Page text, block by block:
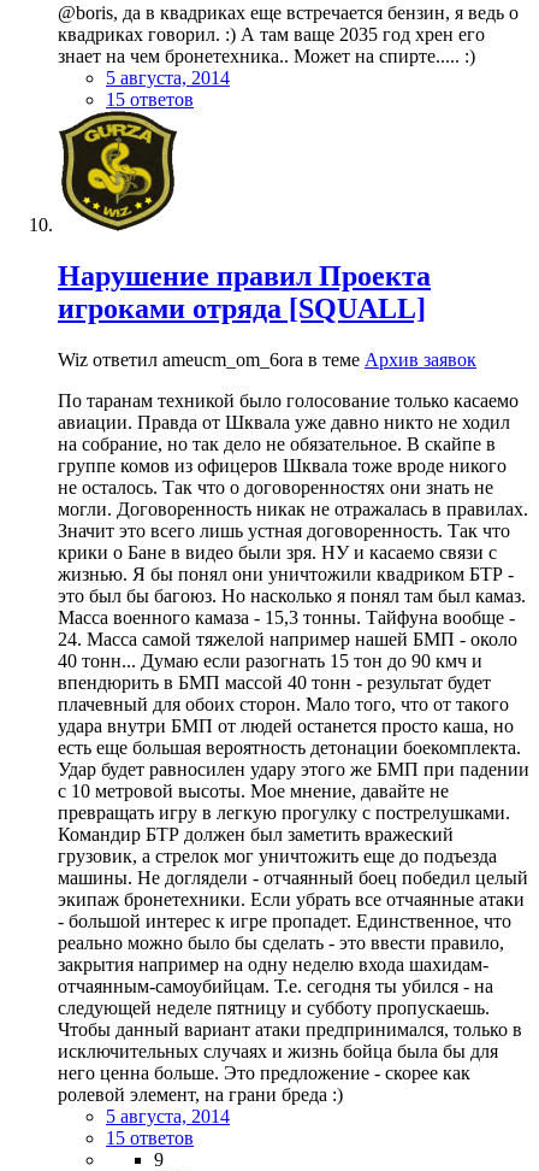
@boris, да в квадриках еще встречается бензин, я ведь о
квадриках говорил. :) А там ваще 2035 год хрен его
знает на чем бронетехника.. Может на спирте..... :)
5 августа, 2014
15 ответов
Нарушение правил Проекта
игроками отряда [SQUALL]
Wiz ответил ameucm_om_6ora в теме Архив заявок
По таранам техникой было голосование только касаемо
авиации. Правда от Шквала уже давно никто не ходил
на собрание, но так дело не обязательное. В скайпе в
группе комов из офицеров Шквала тоже вроде никого
не осталось. Так что о договоренностях они знать не
могли. Договоренность никак не отражалась в правилах.
Значит это всего лишь устная договоренность. Так что
крики о Бане в видео были зря. НУ и касаемо связи с
жизнью. Я бы понял они уничтожили квадриком БТР -
это был бы багоюз. Но насколько я понял там был камаз.
Масса военного камаза - 15,3 тонны. Тайфуна вообще -
24. Масса самой тяжелой например нашей БМП - около
40 тонн... Думаю если разогнать 15 тон до 90 кмч и
впендюрить в БМП массой 40 тонн - результат будет
плачевный для обоих сторон. Мало того, что от такого
удара внутри БМП от людей останется просто каша, но
есть еще большая вероятность детонации боекомплекта.
Удар будет равносилен удару этого же БМП при падении
с 10 метровой высоты. Мое мнение, давайте не
превращать игру в легкую прогулку с пострелушками.
Командир БТР должен был заметить вражеский
грузовик, а стрелок мог уничтожить еще до подъезда
машины. Не доглядели - отчаянный боец победил целый
экипаж бронетехники. Если убрать все отчаянные атаки
- большой интерес к игре пропадет. Единственное, что
реально можно было бы сделать - это ввести правило,
закрытия например на одну неделю входа шахидам-
отчаянным-самоубийцам. Т.е. сегодня ты убился - на
следующей неделе пятницу и субботу пропускаешь.
Чтобы данный вариант атаки предпринимался, только в
исключительных случаях и жизнь бойца была бы для
него ценна больше. Это предложение - скорее как
ролевой элемент, на грани бреда :)
5 августа, 2014
15 ответов
9